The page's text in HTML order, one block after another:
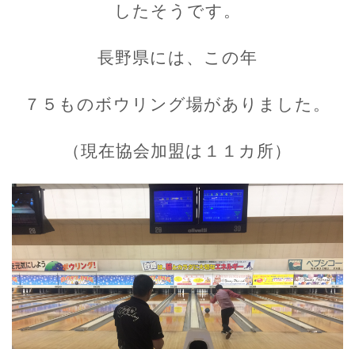
したそうです。
長野県には、この年
７５ものボウリング場がありました。
（現在協会加盟は１１カ所）